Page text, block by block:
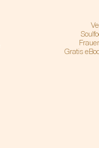
Gratis